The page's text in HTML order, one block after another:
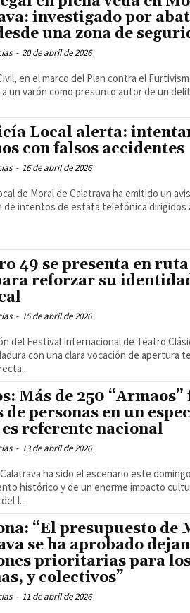
investigado por
una zona de
- 20 de abril de 2026
en el marco del Plan contra el
un varón como presunto autor de un
Local alerta:
con falsos accidentes
- 16 de abril de 2026
de Moral de Calatrava ha emitido un
de intentos de estafa telefónica dirigidos
49 se presenta en
reforzar su
- 15 de abril de 2026
del Festival Internacional de Teatro
con una clara vocación de apertura
Más de 250
de personas en un
es referente nacional
- 13 de abril de 2026
ha sido el escenario este
histórico y de un enorme impacto
I...
“El presupuesto de
se ha aprobado
prioritarias para
y colectivos”
- 11 de abril de 2026